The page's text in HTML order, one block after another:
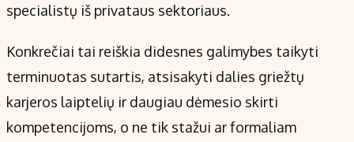
specialistų iš privataus sektoriaus.
Konkrečiai tai reiškia didesnes galimybes taikyti
terminuotas sutartis, atsisakyti dalies griežtų
karjeros laiptelių ir daugiau dėmesio skirti
kompetencijoms, o ne tik stažui ar formaliam